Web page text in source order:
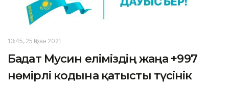
13:45, 25 Қазан 2021
Бағдат Мусин еліміздің жаңа +997
нөмірлі кодына қатысты түсінік